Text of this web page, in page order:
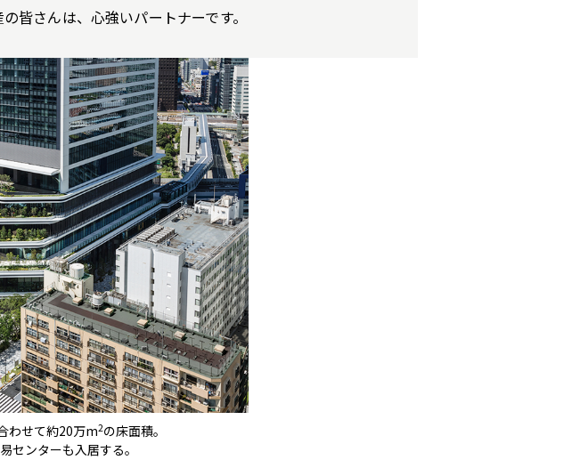
皆さんは、心強いパートナーです。
わせて約20万m2の床面積。
センターも入居する。